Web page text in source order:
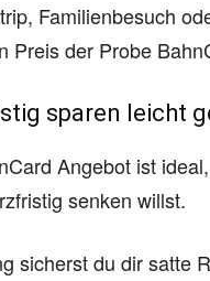
Familienbesuch
Preis der Probe
sparen leicht
Angebot ist
senken willst.
sicherst du dir satte